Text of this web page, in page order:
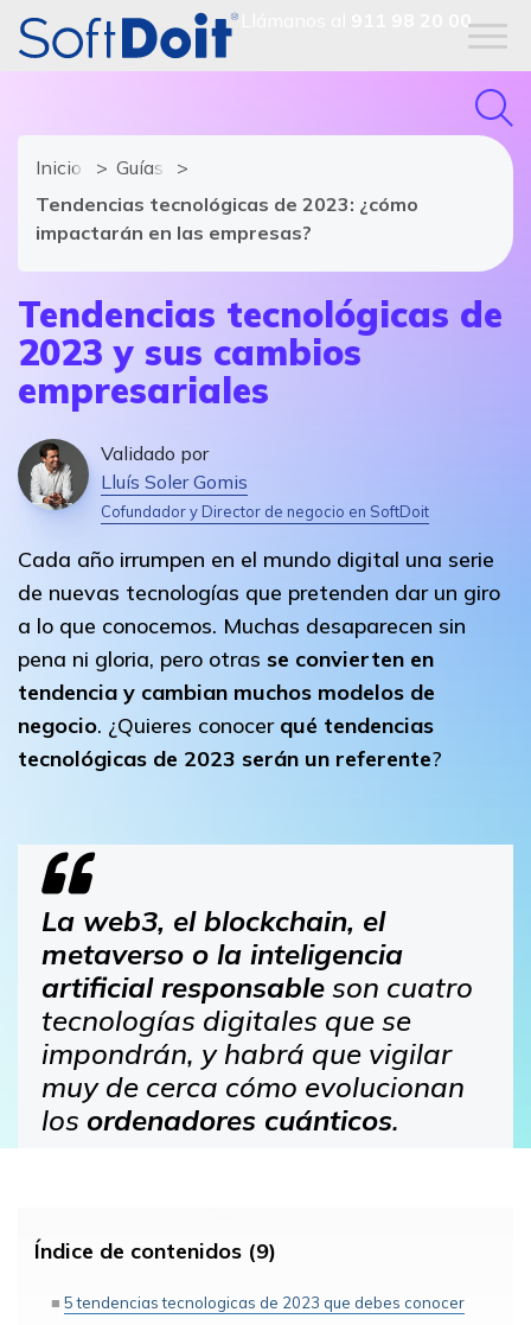
911 98 20 00
Inicio
Guías y tendencias del software
Tendencias tecnológicas de 2023: ¿cómo
impactarán en las empresas?
Tendencias tecnológicas de
2023 y sus cambios
empresariales
Validado por
Lluís Soler Gomis
Cofundador y Director de negocio en SoftDoit
Cada año irrumpen en el mundo digital una serie
de nuevas tecnologías que pretenden dar un giro
a lo que conocemos. Muchas desaparecen sin
pena ni gloria, pero otras se convierten en
tendencia y cambian muchos modelos de
negocio. ¿Quieres conocer qué tendencias
tecnológicas de 2023 serán un referente?
La web3, el blockchain, el
metaverso o la inteligencia
artificial responsable son cuatro
tecnologías digitales que se
impondrán, y habrá que vigilar
muy de cerca cómo evolucionan
los ordenadores cuánticos.
Índice de contenidos (9)
5 tendencias tecnologicas de 2023 que debes conocer